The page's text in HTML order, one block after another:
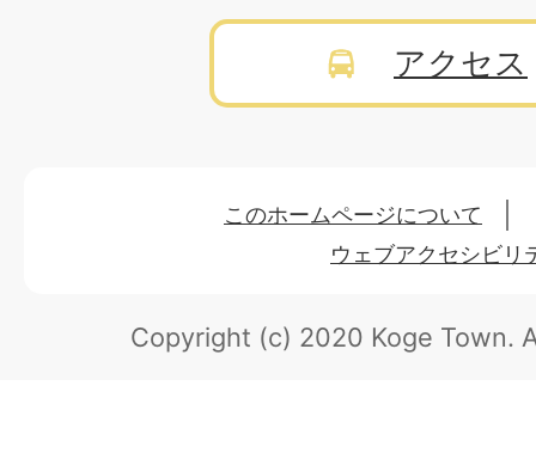
アクセス
このホームページについて
ウェブアクセシビリ
Copyright (c) 2020 Koge Town.